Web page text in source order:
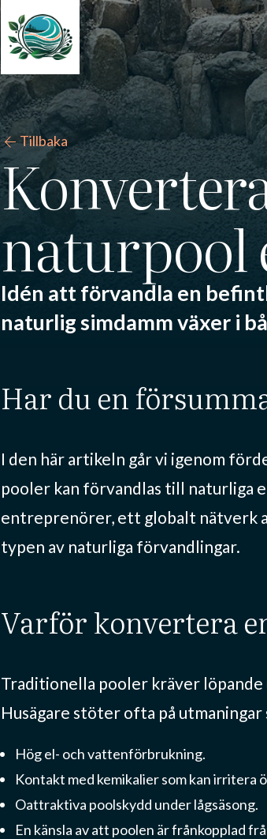
arrow_backTillbaka
naturpool
Idén att förvandla en
naturlig simdamm växer i
har du en
I den här artikeln går vi igenom
pooler kan förvandlas till naturliga
entreprenörer, ett globalt nätverk
typen av naturliga förvandlingar.
varför konvertera
Traditionella pooler kräver
Husägare stöter ofta på utmaningar
Hög el- och vattenförbrukning.
Kontakt med kemikalier som kan irritera
Oattraktiva poolskydd under lågsäsong.
En känsla av att poolen är frånkopplad